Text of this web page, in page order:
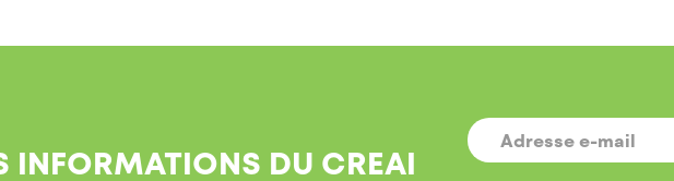
INFORMATIONS DU CREAI
E-
MAIL *